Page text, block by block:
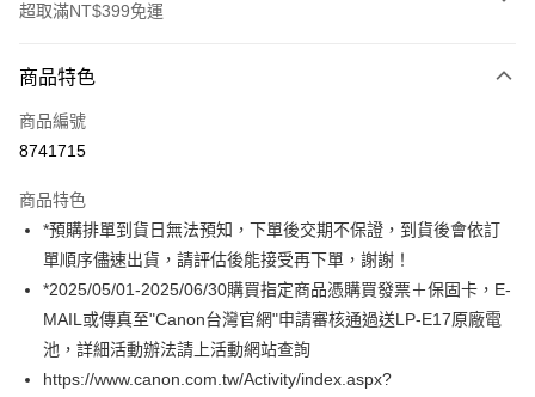
超取滿NT$399免運
信用卡一次付款
信用卡分期付款
合作金庫商業銀行
華南商業銀行
彰化商業銀行
上海商業儲蓄銀行
台北富邦商業銀行
國泰世華商業銀行
兆豐國際商業銀行
臺灣中小企業銀行
台中商業銀行
匯豐（台灣）商業銀行
華泰商業銀行
聯邦商業銀行
遠東國際商業銀行
元大商業銀行
永豐商業銀行
6 期 0 利率 每期
華南商業銀行
彰化商業銀行
上海商業儲蓄銀行
台北富邦商業銀行
國泰世華商業銀行
兆豐國際商業銀行
臺灣中小企業銀行
台中商業銀行
匯豐（台灣）商業銀行
華泰商業銀行
12 期 0 利率 每期 NT$2,491 21家銀行
合作金庫商業銀行
第一商業銀行
上海商業儲蓄銀行
台北富邦商業銀行
國泰世華商業銀行
兆豐國際商業銀行
臺灣中小企業銀行
台中商業銀行
超商取貨付款
LINE Pay
Apple Pay
商品特色
商品編號
8741715
商品特色
*預購排單到貨日無法預知，下單後交期不保證，到貨後會依訂
單順序儘速出貨，請評估後能接受再下單，謝謝！
*2025/05/01-2025/06/30購買指定商品憑購買發票＋保固卡，E-
MAIL或傳真至"Canon台灣官網"申請審核通過送LP-E17原廠電
池，詳細活動辦法請上活動網站查詢
https://www.canon.com.tw/Activity/index.aspx?